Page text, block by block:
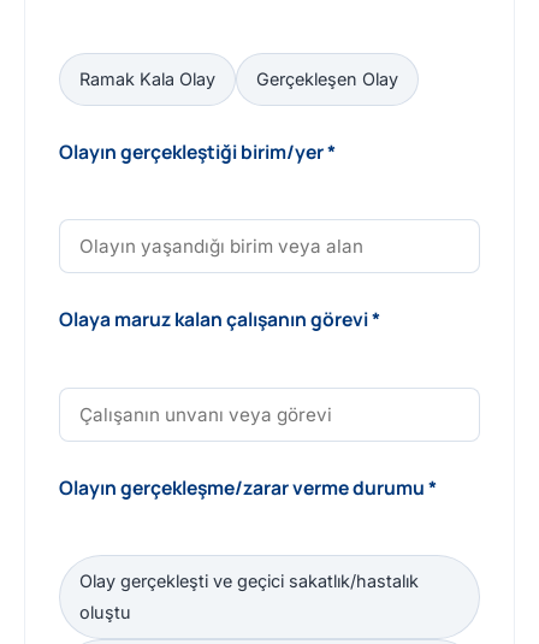
Ramak Kala Olay Gerçekleşen Olay
Olayın gerçekleştiği birim/yer *
Olaya maruz kalan çalışanın görevi *
Olayın gerçekleşme/zarar verme durumu *
Olay gerçekleşti ve geçici sakatlık/hastalık
oluştu